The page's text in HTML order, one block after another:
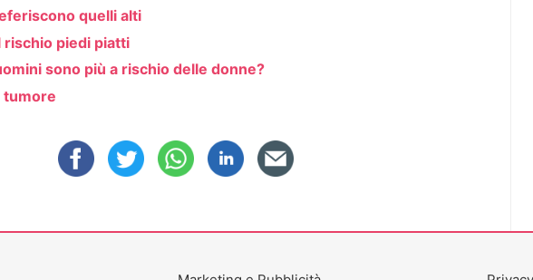
quelli alti
rischio piedi piatti
sono più a rischio delle donne?
tumore